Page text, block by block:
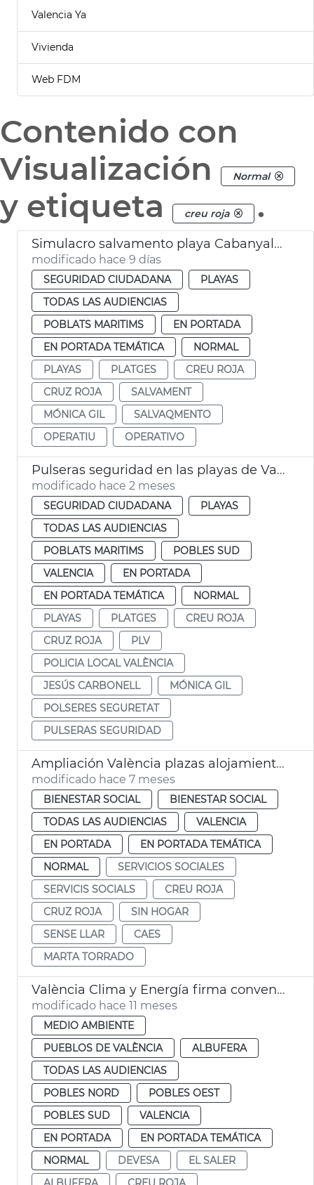
Valencia Ya
Vivienda
Web FDM
Contenido con
Visualización
Normal
y etiqueta creu roja .
Simulacro salvamento playa Cabanyal València
modificado hace 9 días
SEGURIDAD CIUDADANA
PLAYAS
TODAS LAS AUDIENCIAS
POBLATS MARITIMS
EN PORTADA
EN PORTADA TEMÁTICA
NORMAL
PLAYAS
PLATGES
CREU ROJA
CRUZ ROJA
SALVAMENT
MÓNICA GIL
SALVAQMENTO
OPERATIU
OPERATIVO
Pulseras seguridad en las playas de València
modificado hace 2 meses
SEGURIDAD CIUDADANA
PLAYAS
TODAS LAS AUDIENCIAS
POBLATS MARITIMS
POBLES SUD
VALENCIA
EN PORTADA
EN PORTADA TEMÁTICA
NORMAL
PLAYAS
PLATGES
CREU ROJA
CRUZ ROJA
PLV
POLICIA LOCAL VALÈNCIA
JESÚS CARBONELL
MÓNICA GIL
POLSERES SEGURETAT
PULSERAS SEGURIDAD
Ampliación València plazas alojamiento personas sin hogar
modificado hace 7 meses
BIENESTAR SOCIAL
BIENESTAR SOCIAL
TODAS LAS AUDIENCIAS
VALENCIA
EN PORTADA
EN PORTADA TEMÁTICA
NORMAL
SERVICIOS SOCIALES
SERVICIS SOCIALS
CREU ROJA
CRUZ ROJA
SIN HOGAR
SENSE LLAR
CAES
MARTA TORRADO
València Clima y Energía firma convenio Cruz Roja voluntariado Albufera
modificado hace 11 meses
MEDIO AMBIENTE
PUEBLOS DE VALÈNCIA
ALBUFERA
TODAS LAS AUDIENCIAS
POBLES NORD
POBLES OEST
POBLES SUD
VALENCIA
EN PORTADA
EN PORTADA TEMÁTICA
NORMAL
DEVESA
EL SALER